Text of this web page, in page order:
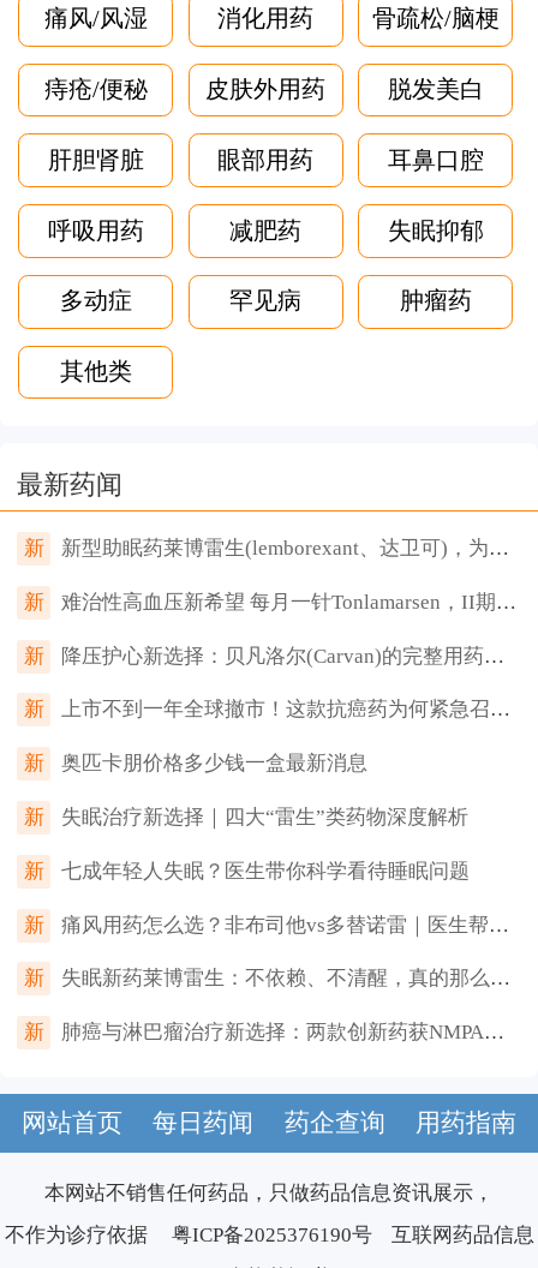
痛风/风湿 消化用药 骨疏松/脑梗
痔疮/便秘 皮肤外用药 脱发美白
肝胆肾脏 眼部用药 耳鼻口腔
呼吸用药 减肥药 失眠抑郁
多动症 罕见病 肿瘤药
其他类
最新药闻
新 新型助眠药莱博雷生(lemborexant、达卫可)，为何让传统安眠药“失宠”？
新 难治性高血压新希望 每月一针Tonlamarsen，II期临床血压降幅达8.9mmHg
新 降压护心新选择：贝凡洛尔(Carvan)的完整用药指南（不良反应、禁忌与联合用药）
新 上市不到一年全球撤市！这款抗癌药为何紧急召回？
新 奥匹卡朋价格多少钱一盒最新消息
新 失眠治疗新选择｜四大“雷生”类药物深度解析
新 七成年轻人失眠？医生带你科学看待睡眠问题
新 痛风用药怎么选？非布司他vs多替诺雷｜医生帮你一次看懂
新 失眠新药莱博雷生：不依赖、不清醒，真的那么神？
新 肺癌与淋巴瘤治疗新选择：两款创新药获NMPA批准上市
网站首页 每日药闻 药企查询 用药指南
本网站不销售任何药品，只做药品信息资讯展示，
不作为诊疗依据 粤ICP备2025376190号
互联网药品信息